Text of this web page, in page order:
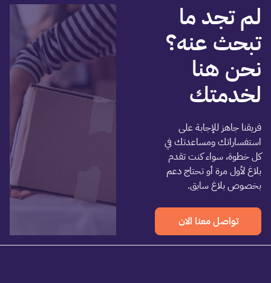
لم تجد ما
تبحث عنه؟
نحن هنا
لخدمتك
فريقنا جاهز للإجابة على
استفساراتك ومساعدتك في
كل خطوة، سواء كنت تقدم
بلاغ لأول مرة أو تحتاج دعم
بخصوص بلاغ سابق.
تواصل معنا الان